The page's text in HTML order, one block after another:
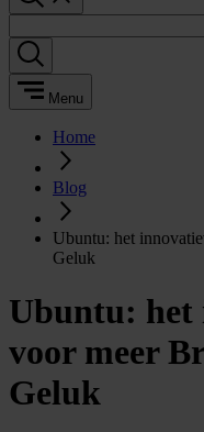
Menu
Home
Blog
Ubuntu: het
Geluk
Ubuntu: het
voor meer
Geluk